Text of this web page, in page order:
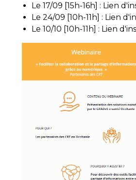
Le 17/09 [15h-16h] : Lien
Le 24/09 [10h-11h] : Lien
Le 10/10 [10h-11h] : Lien